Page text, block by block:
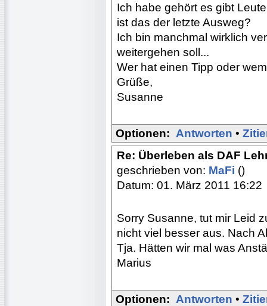
Ich habe gehört es gibt
ist das der letzte Ausweg?
Ich bin manchmal wirklich
weitergehen soll...
Wer hat einen Tipp oder
Grüße,
Susanne
Optionen: Antworten •
Re: Überleben als DAF
geschrieben von: MaFi ()
Datum: 01. März 2011 16:22
Sorry Susanne, tut mir Leid
nicht viel besser aus. Nach
Tja. Hätten wir mal was
Marius
Optionen: Antworten •